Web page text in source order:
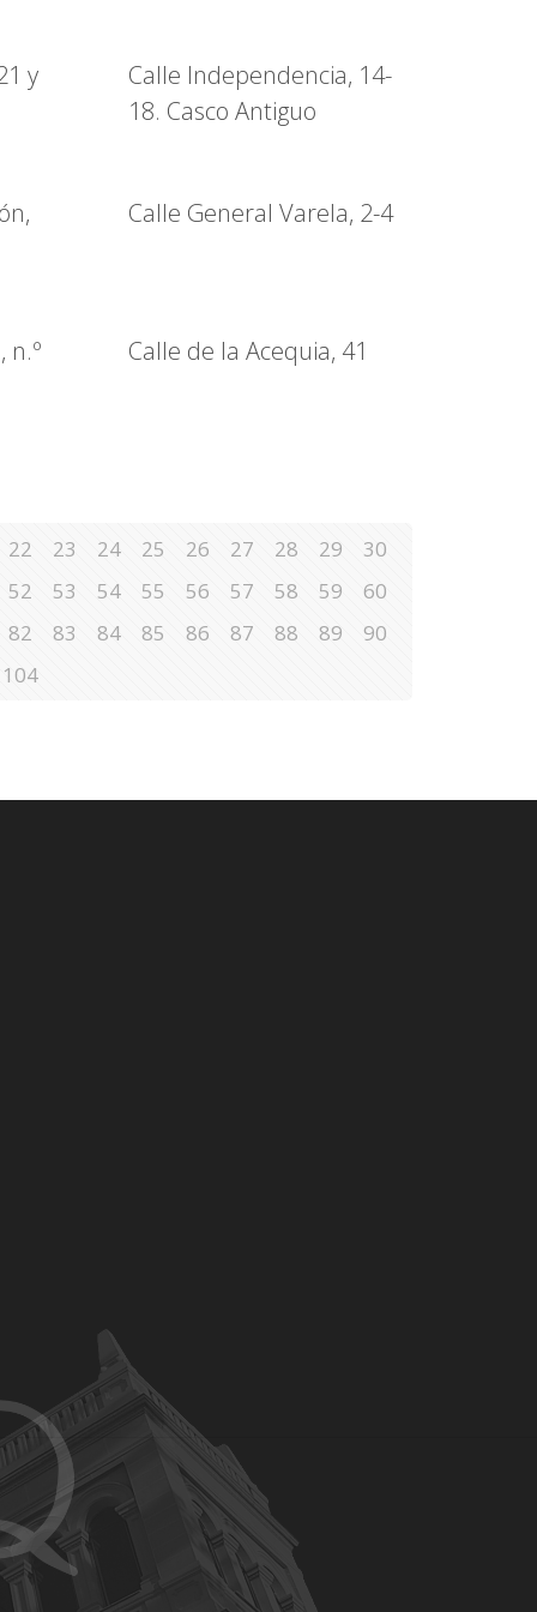
y
Calle Independencia, 14-
18. Casco Antiguo
Calle General Varela, 2-4
n.º Calle de la Acequia, 41
22 23 24 25 26 27 28 29
30
52
53 54 55 56 57 58 59
60
82
83 84 85 86 87 88 89
90
104